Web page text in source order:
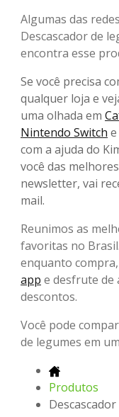
Algumas das
Descascador de
encontra esse
Se você precisa
qualquer loja e
uma olhada em
Nintendo Switch
com a ajuda do
você das
newsletter, vai
mail.
Reunimos as
favoritas no
enquanto
app e desfrute de
descontos.
Você pode
de legumes em
Produtos